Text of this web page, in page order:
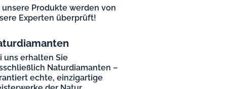
Produkte werden von
Experten überprüft!
uns erhalten Sie
Naturdiamanten –
echte, einzigartige